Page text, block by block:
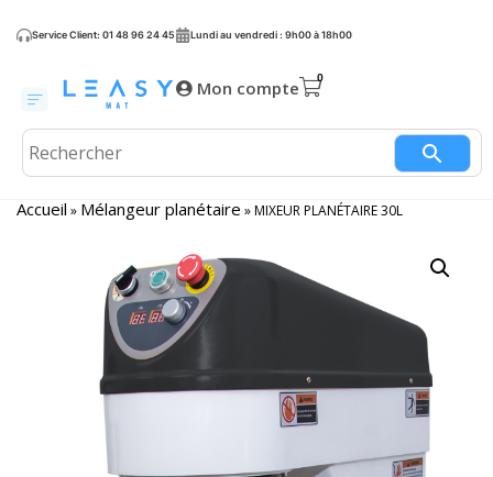
Service Client: 01 48 96 24 45 Lundi au vendredi : 9h00 à 18h00
Mon compte
Accueil » Mélangeur planétaire »MIXEUR PLANÉTAIRE 30L